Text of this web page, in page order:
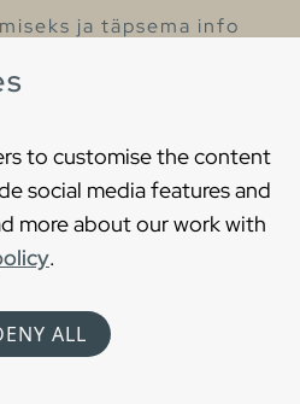
to customise the content
social media features and
more about our work with
.
ALL
ja täpsema info
Privaatsuspoliitika
language